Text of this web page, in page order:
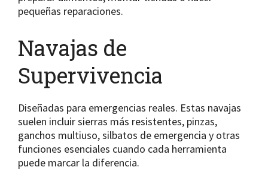
pequeñas reparaciones.
Navajas de
Supervivencia
Diseñadas para emergencias reales. Estas navajas
suelen incluir sierras más resistentes, pinzas,
ganchos multiuso, silbatos de emergencia y otras
funciones esenciales cuando cada herramienta
puede marcar la diferencia.